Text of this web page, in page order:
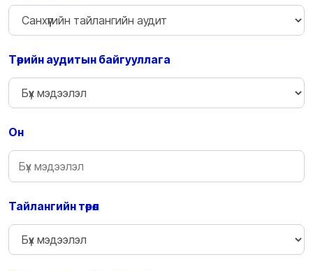
Төрийн аудитын байгууллага
Он
Тайлангийн төрөл